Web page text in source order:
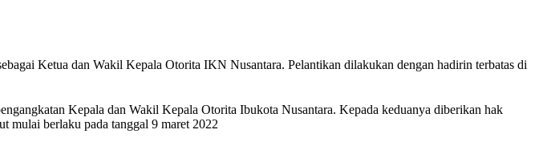
Ketua dan Wakil Kepala Otorita IKN Nusantara. Pelantikan dilakukan dengan hadirin terbatas di
Kepala dan Wakil Kepala Otorita Ibukota Nusantara. Kepada keduanya diberikan hak
mulai berlaku pada tanggal 9 maret 2022